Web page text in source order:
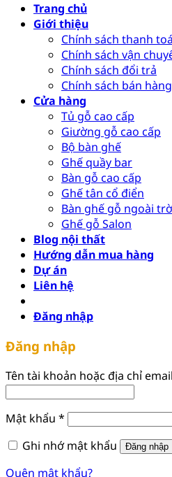
Trang chủ
Giới thiệu
Chính sách thanh
Chính sách vận
Chính sách đổi trả
Chính sách bán hàng
Cửa hàng
Tủ gỗ cao cấp
Giường gỗ cao cấp
Bộ bàn ghế
Ghế quầy bar
Bàn gỗ cao cấp
Ghế tân cổ điển
Bàn ghế gỗ ngoài
Ghế gỗ Salon
Blog nội thất
Hướng dẫn mua hàng
Dự án
Liên hệ
Đăng nhập
Đăng nhập
Tên tài khoản hoặc địa chỉ email
Mật khẩu * Bắt
Ghi nhớ mật khẩu
Đăng nhập
Quên mật khẩu?